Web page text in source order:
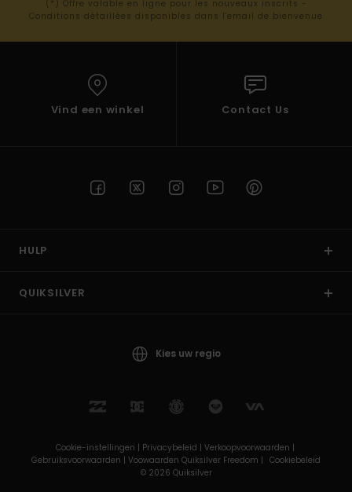
(*) Offre valable en ligne pour les nouveaux inscrits -
Conditions détaillées disponibles dans l'email de bienvenue
Vind een winkel Contact Us
HULP
QUIKSILVER
Kies uw regio
Cookie-instellingen | Privacybeleid | Verkoopvoorwaarden |
Gebruiksvoorwaarden | Voowaarden Quiksilver Freedom | Cookiebeleid
© 2026 Quiksilver